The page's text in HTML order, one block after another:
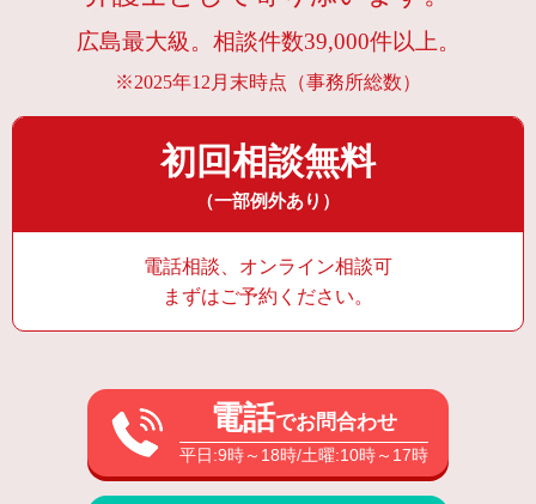
広島最大級。相談件数39,000件以上。
※2025年12月末時点（事務所総数）
初回相談無料
（一部例外あり）
電話相談、オンライン相談可
まずはご予約ください。
電話でお問合わせ
平日:9時～18時/土曜:10時～17時